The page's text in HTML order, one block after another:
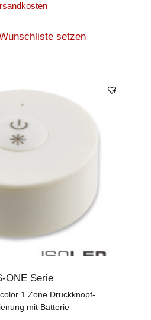
setzen
ONE Serie
1 Zone Druckknopf-
mit Batterie